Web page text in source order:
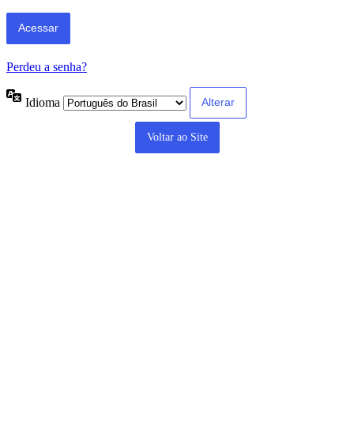
Perdeu a senha?
Idioma
Voltar ao Site